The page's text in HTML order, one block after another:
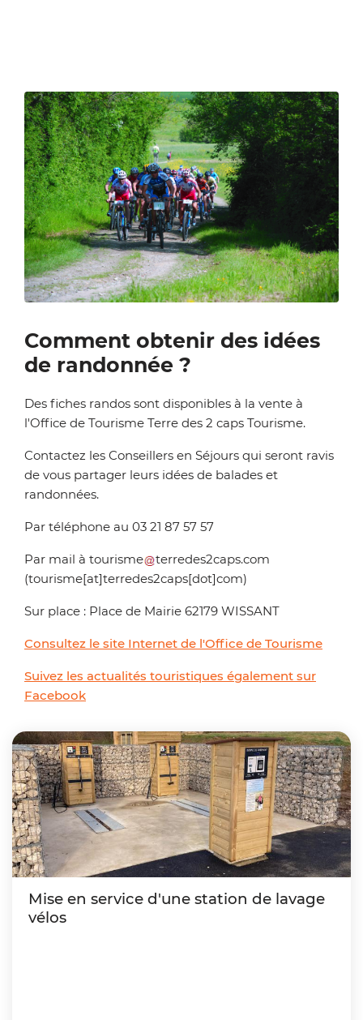
Comment obtenir des idées
de randonnée ?
Des fiches randos sont disponibles à la vente à
l'Office de Tourisme Terre des 2 caps Tourisme.
Contactez les Conseillers en Séjours qui seront ravis
de vous partager leurs idées de balades et
randonnées.
Par téléphone au 03 21 87 57 57
Par mail à tourisme terredes2caps.com
(tourisme[at]terredes2caps[dot]com)
Sur place : Place de Mairie 62179 WISSANT
Consultez le site Internet de l'Office de Tourisme
Suivez les actualités touristiques également sur
Facebook
Mise en service d'une station de lavage
vélos